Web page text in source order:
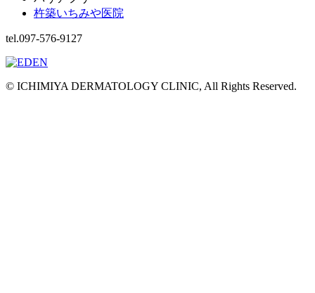
杵築いちみや医院
tel.097-576-9127
© ICHIMIYA DERMATOLOGY CLINIC, All Rights Reserved.